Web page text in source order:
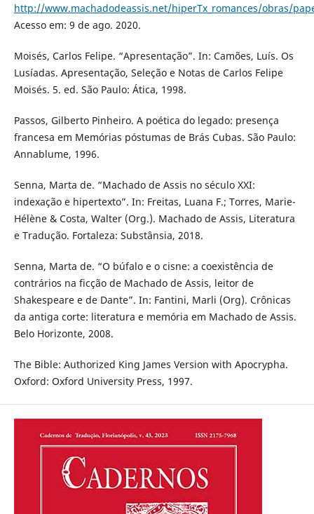
http://www.machadodeassis.net/hiperTx_romances/obras/
Acesso em: 9 de ago. 2020.
Moisés, Carlos Felipe. “Apresentação”. In: Camões, Luís. Os
Lusíadas. Apresentação, Seleção e Notas de Carlos Felipe
Moisés. 5. ed. São Paulo: Ática, 1998.
Passos, Gilberto Pinheiro. A poética do legado: presença
francesa em Memórias póstumas de Brás Cubas. São Paulo:
Annablume, 1996.
Senna, Marta de. “Machado de Assis no século XXI:
indexação e hipertexto”. In: Freitas, Luana F.; Torres, Marie-
Hélène & Costa, Walter (Org.). Machado de Assis, Literatura
e Tradução. Fortaleza: Substânsia, 2018.
Senna, Marta de. “O búfalo e o cisne: a coexistência de
contrários na ficção de Machado de Assis, leitor de
Shakespeare e de Dante”. In: Fantini, Marli (Org). Crônicas
da antiga corte: literatura e memória em Machado de Assis.
Belo Horizonte, 2008.
The Bible: Authorized King James Version with Apocrypha.
Oxford: Oxford University Press, 1997.